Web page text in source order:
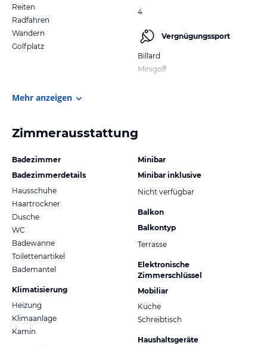
Reiten
Radfahren
Wandern
Golfplatz
4
Vergnügungssport
Billard
Minigolf
Mehr anzeigen
Zimmerausstattung
Badezimmer
Badezimmerdetails
Hausschuhe
Haartrockner
Dusche
WC
Badewanne
Toilettenartikel
Bademantel
Klimatisierung
Heizung
Klimaanlage
Kamin
Minibar
Minibar inklusive
Nicht verfügbar
Balkon
Balkontyp
Terrasse
Elektronische
Zimmerschlüssel
Mobiliar
Küche
Schreibtisch
Haushaltsgeräte